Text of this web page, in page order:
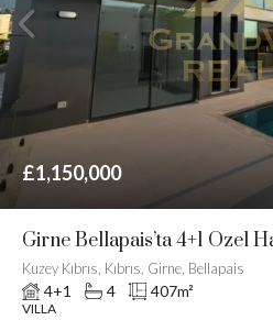
£1,150,000
Girne Bellapais’ta 4+1 Özel
Kuzey Kıbrıs, Kıbrıs, Girne, Bellapais
4+1 4 407m²
VILLA